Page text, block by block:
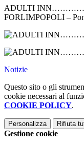
ADULTI
FORLIMPOPOLI –
Notizie
Questo sito o gli
cookie necessari al
COOKIE POLICY.
Personalizza Rifiuta
Gestione cookie